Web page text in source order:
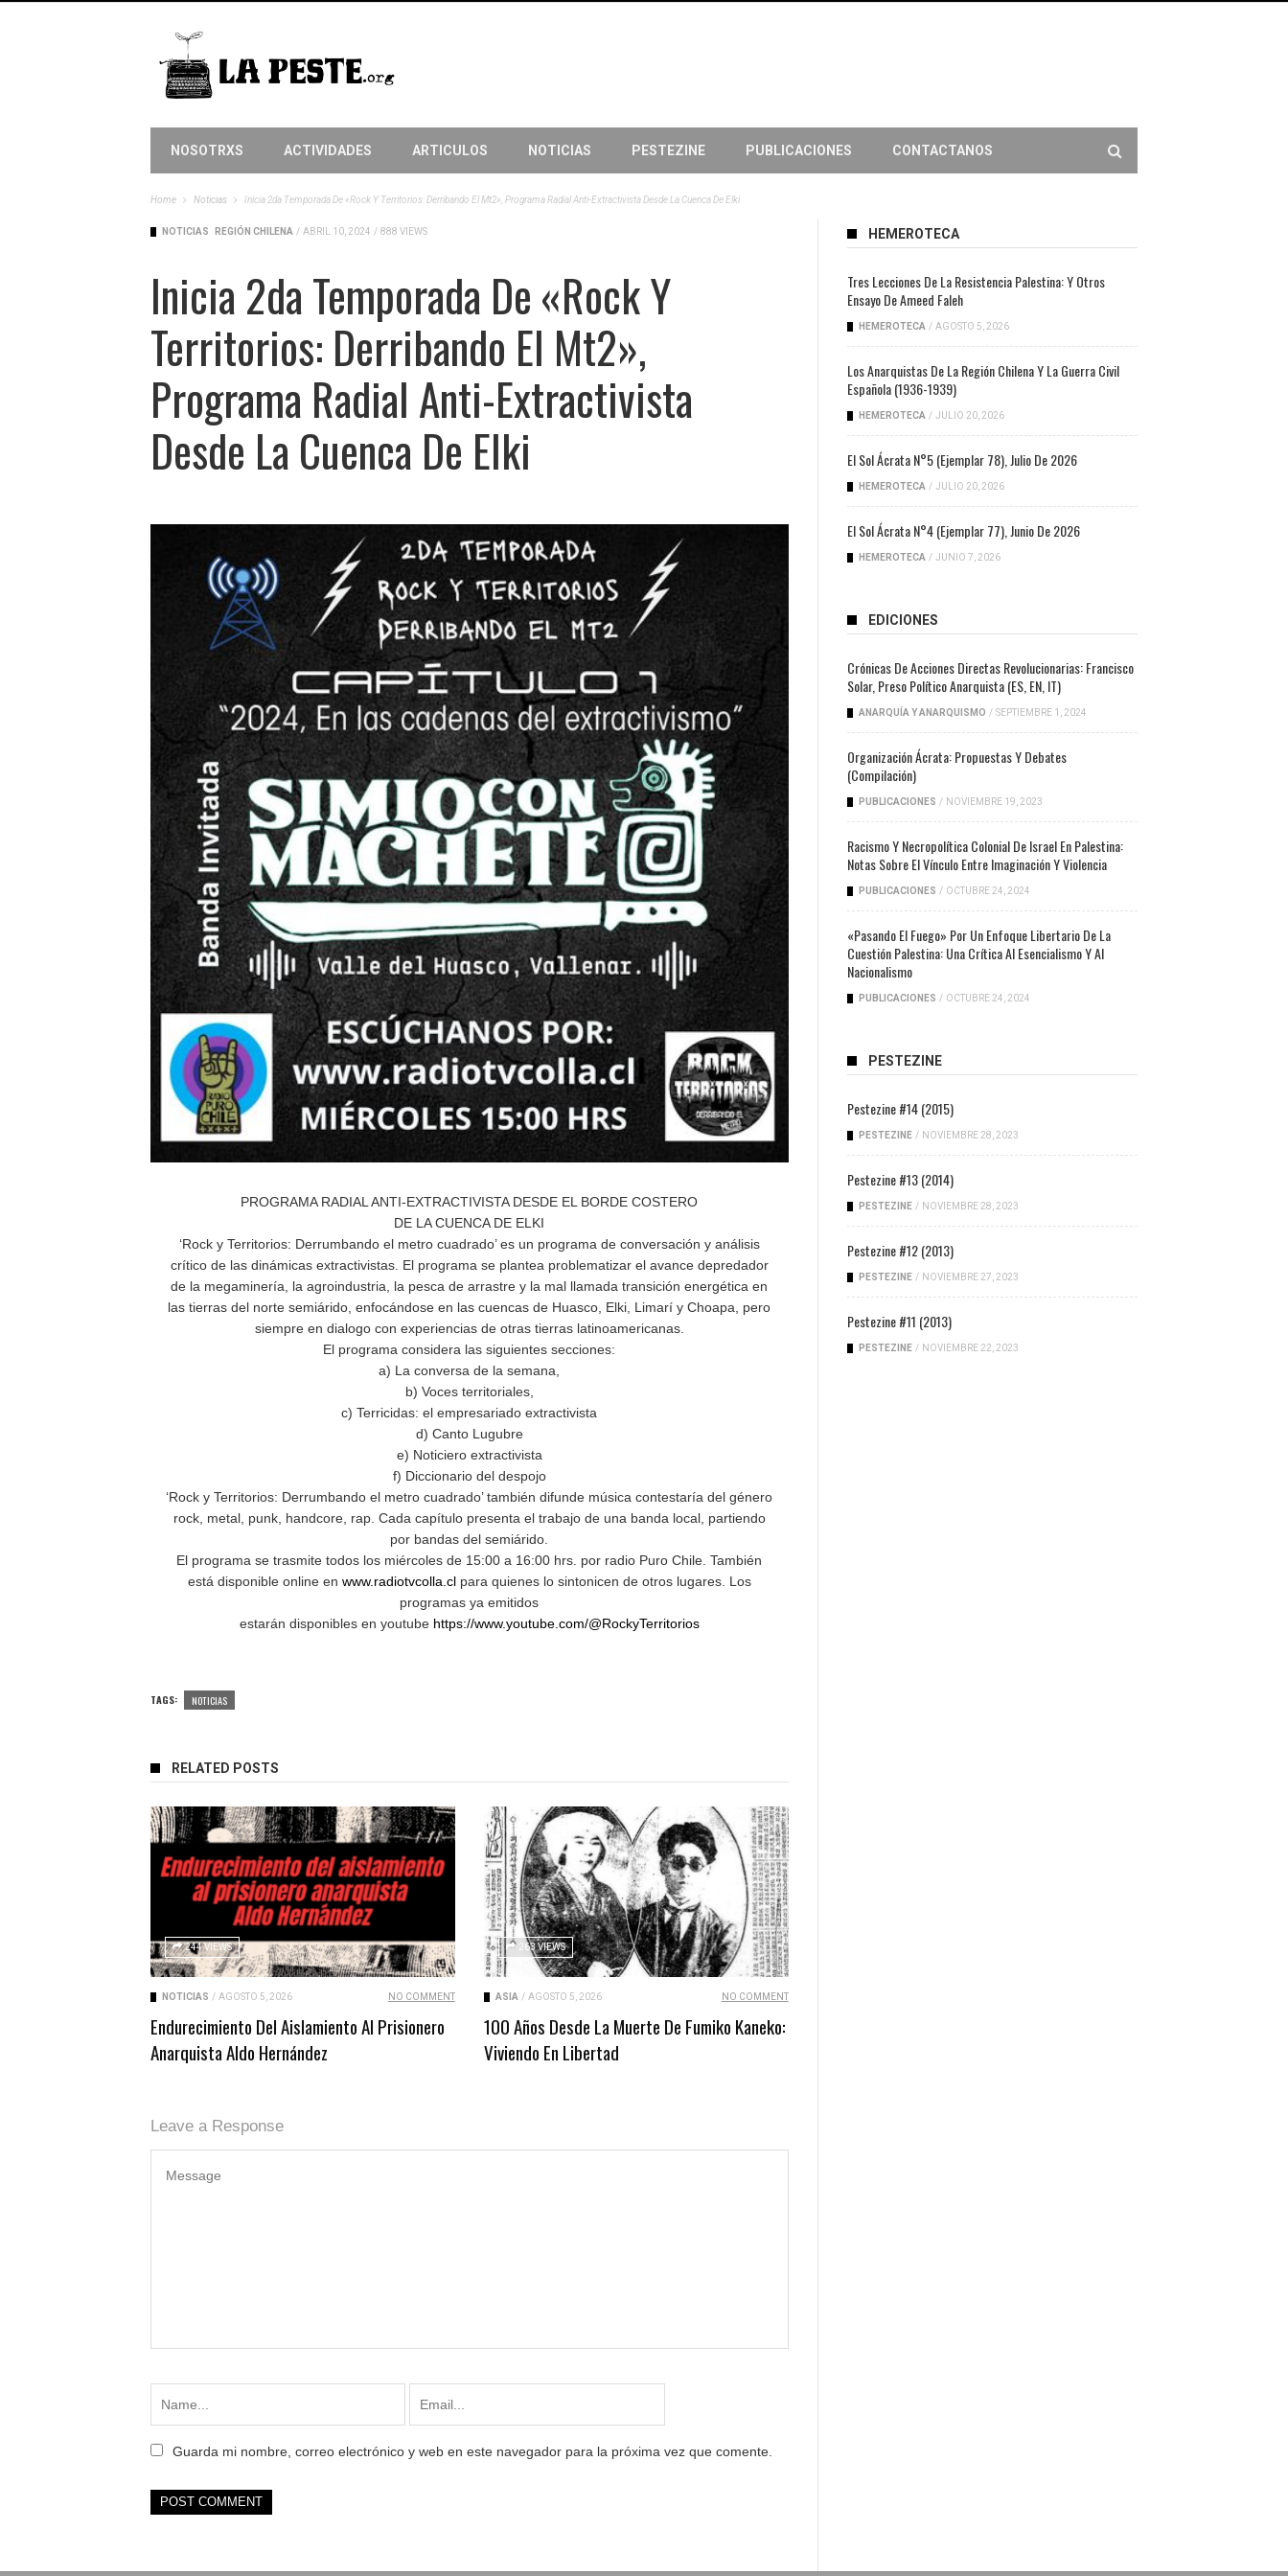
NOSOTRXS ACTIVIDADES ARTICULOS NOTICIAS PESTEZINE PUBLICACIONES CONTACTANOS
Home Noticias Inicia 2da Temporada De «Rock Y Territorios: Derribando El Mt2», Programa Radial Anti-Extractivista Desde La Cuenca De Elki
NOTICIAS REGIÓN CHILENA / ABRIL 10, 2024 / 888 VIEWS
Inicia 2da Temporada De «Rock Y
Territorios: Derribando El Mt2»,
Programa Radial Anti-Extractivista
Desde La Cuenca De Elki
PROGRAMA RADIAL ANTI-EXTRACTIVISTA DESDE EL BORDE COSTERO
DE LA CUENCA DE ELKI
‘Rock y Territorios: Derrumbando el metro cuadrado’ es un programa de conversación y análisis
crítico de las dinámicas extractivistas. El programa se plantea problematizar el avance depredador
de la megaminería, la agroindustria, la pesca de arrastre y la mal llamada transición energética en
las tierras del norte semiárido, enfocándose en las cuencas de Huasco, Elki, Limarí y Choapa, pero
siempre en dialogo con experiencias de otras tierras latinoamericanas.
El programa considera las siguientes secciones:
a) La conversa de la semana,
b) Voces territoriales,
c) Terricidas: el empresariado extractivista
d) Canto Lugubre
e) Noticiero extractivista
f) Diccionario del despojo
‘Rock y Territorios: Derrumbando el metro cuadrado’ también difunde música contestaría del género
rock, metal, punk, handcore, rap. Cada capítulo presenta el trabajo de una banda local, partiendo
por bandas del semiárido.
El programa se trasmite todos los miércoles de 15:00 a 16:00 hrs. por radio Puro Chile. También
está disponible online en www.radiotvcolla.clpara quienes lo sintonicen de otros lugares. Los
programas ya emitidos
estarán disponibles en youtube https://www.youtube.com/@RockyTerritorios
TAGS: NOTICIAS
RELATED POSTS
244 VIEWS
NOTICIAS / AGOSTO 5, 2026 NO COMMENT
Endurecimiento Del Aislamiento Al Prisionero
Anarquista Aldo Hernández
263 VIEWS
ASIA / AGOSTO 5, 2026 NO COMMENT
100 Años Desde La Muerte De Fumiko Kaneko:
Viviendo En Libertad
Leave a Response
Guarda mi nombre, correo electrónico y web en este navegador para la próxima vez que comente.
HEMEROTECA
Tres Lecciones De La Resistencia Palestina: Y Otros
Ensayo De Ameed Faleh
HEMEROTECA / AGOSTO 5, 2026
Los Anarquistas De La Región Chilena Y La Guerra Civil
Española (1936-1939)
HEMEROTECA / JULIO 20, 2026
El Sol Ácrata N°5 (ejemplar 78), Julio De 2026
HEMEROTECA / JULIO 20, 2026
El Sol Ácrata N°4 (ejemplar 77), Junio De 2026
HEMEROTECA / JUNIO 7, 2026
EDICIONES
Crónicas De Acciones Directas Revolucionarias: Francisco
Solar, Preso Político Anarquista (ES, EN, IT)
ANARQUÍA Y ANARQUISMO / SEPTIEMBRE 1, 2024
Organización Ácrata: Propuestas Y Debates
(compilación)
PUBLICACIONES / NOVIEMBRE 19, 2023
Racismo Y Necropolítica Colonial De Israel En Palestina:
Notas Sobre El Vínculo Entre Imaginación Y Violencia
PUBLICACIONES / OCTUBRE 24, 2024
«Pasando El Fuego» Por Un Enfoque Libertario De La
Cuestión Palestina: Una Crítica Al Esencialismo Y Al
Nacionalismo
PUBLICACIONES / OCTUBRE 24, 2024
PESTEZINE
Pestezine #14 (2015)
PESTEZINE / NOVIEMBRE 28, 2023
Pestezine #13 (2014)
PESTEZINE / NOVIEMBRE 28, 2023
Pestezine #12 (2013)
PESTEZINE / NOVIEMBRE 27, 2023
Pestezine #11 (2013)
PESTEZINE / NOVIEMBRE 22, 2023